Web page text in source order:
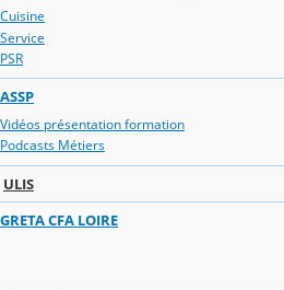
Cuisine
Service
PSR
ASSP
Vidéos présentation formation
Podcasts Métiers
ULIS
GRETA CFA LOIRE